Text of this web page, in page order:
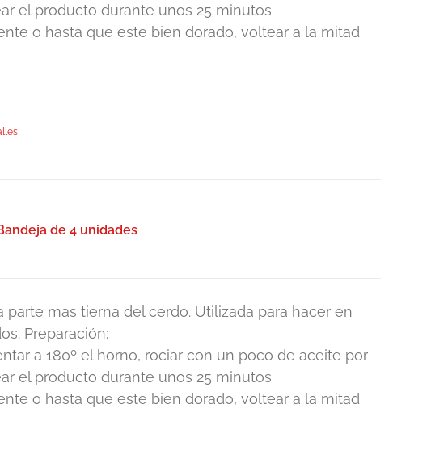
el producto durante unos 25 minutos
o hasta que este bien dorado, voltear a la mitad
de 4 unidades
parte mas tierna del cerdo. Utilizada para hacer en
Preparación:
a 180º el horno, rociar con un poco de aceite por
el producto durante unos 25 minutos
o hasta que este bien dorado, voltear a la mitad